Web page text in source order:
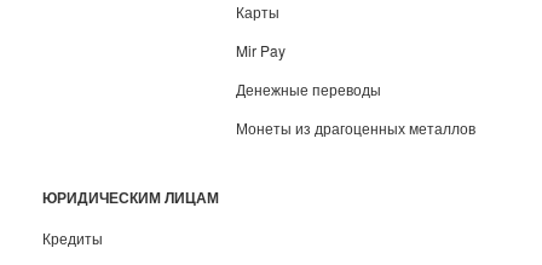
Карты
Mir Pay
Денежные переводы
Монеты из драгоценных металлов
ЮРИДИЧЕСКИМ ЛИЦАМ
Кредиты